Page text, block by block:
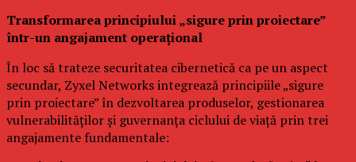
Transformarea principiului „sigure prin proiectare”
într-un angajament operațional
În loc să trateze securitatea cibernetică ca pe un aspect
secundar, Zyxel Networks integrează principiile „sigure
prin proiectare” în dezvoltarea produselor, gestionarea
vulnerabilităților și guvernanța ciclului de viață prin trei
angajamente fundamentale: